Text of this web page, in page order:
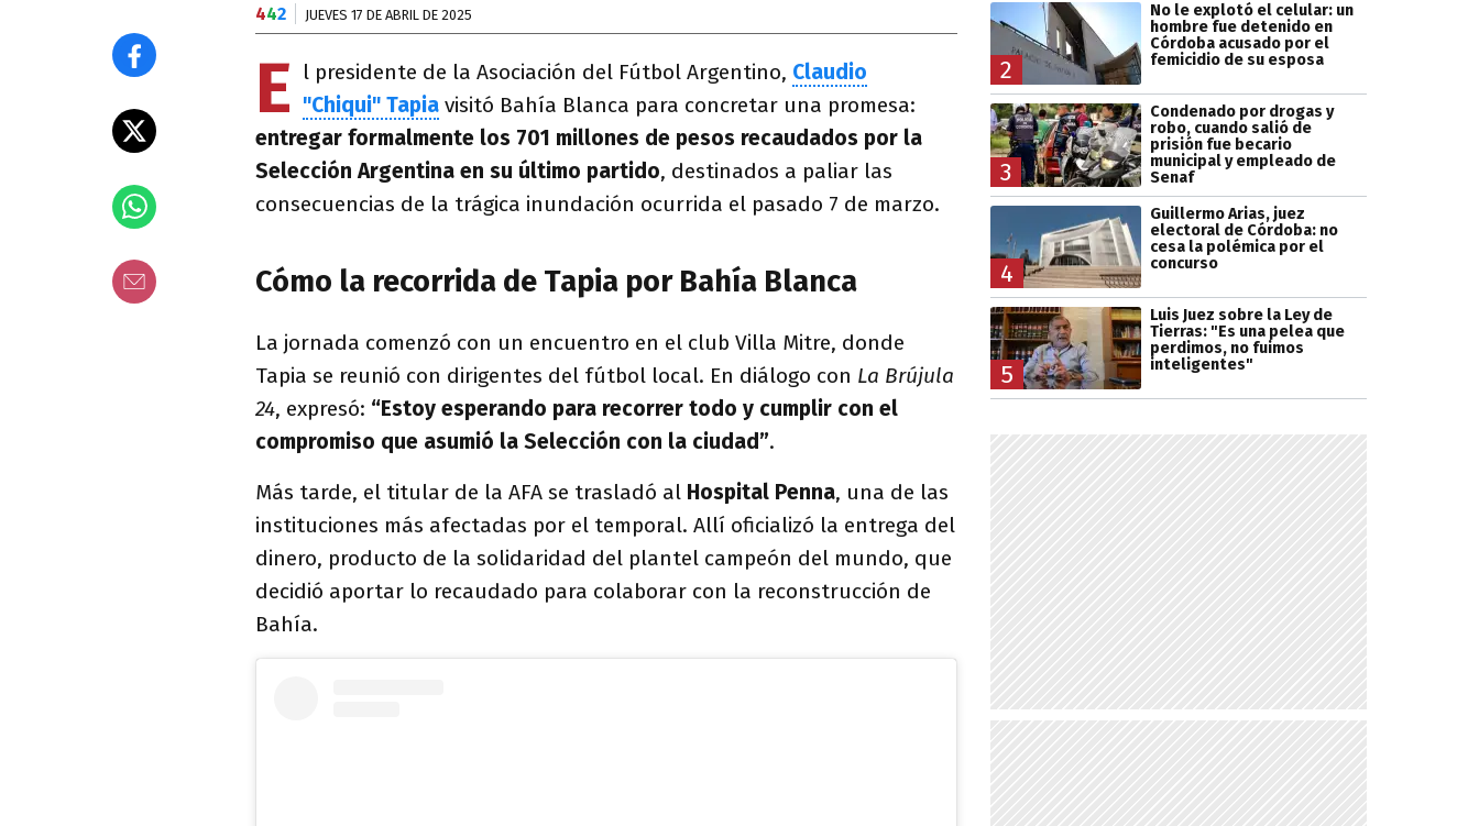
442 JUEVES 17 DE ABRIL DE 2025
E l presidente de la Asociación del Fútbol Argentino, Claudio
"Chiqui" Tapia visitó Bahía Blanca para concretar una promesa:
entregar formalmente los 701 millones de pesos recaudados por la
Selección Argentina en su último partido, destinados a paliar las
consecuencias de la trágica inundación ocurrida el pasado 7 de marzo.
Cómo la recorrida de Tapia por Bahía Blanca
La jornada comenzó con un encuentro en el club Villa Mitre, donde
Tapia se reunió con dirigentes del fútbol local. En diálogo con La Brújula
24, expresó: “Estoy esperando para recorrer todo y cumplir con el
compromiso que asumió la Selección con la ciudad”.
Más tarde, el titular de la AFA se trasladó al Hospital Penna, una de las
instituciones más afectadas por el temporal. Allí oficializó la entrega del
dinero, producto de la solidaridad del plantel campeón del mundo, que
decidió aportar lo recaudado para colaborar con la reconstrucción de
Bahía.
2
No le explotó el celular: un
hombre fue detenido en
Córdoba acusado por el
femicidio de su esposa
3
Condenado por drogas y
robo, cuando salió de
prisión fue becario
municipal y empleado de
Senaf
4
Guillermo Arias, juez
electoral de Córdoba: no
cesa la polémica por el
concurso
5
Luis Juez sobre la Ley de
Tierras: "Es una pelea que
perdimos, no fuimos
inteligentes"